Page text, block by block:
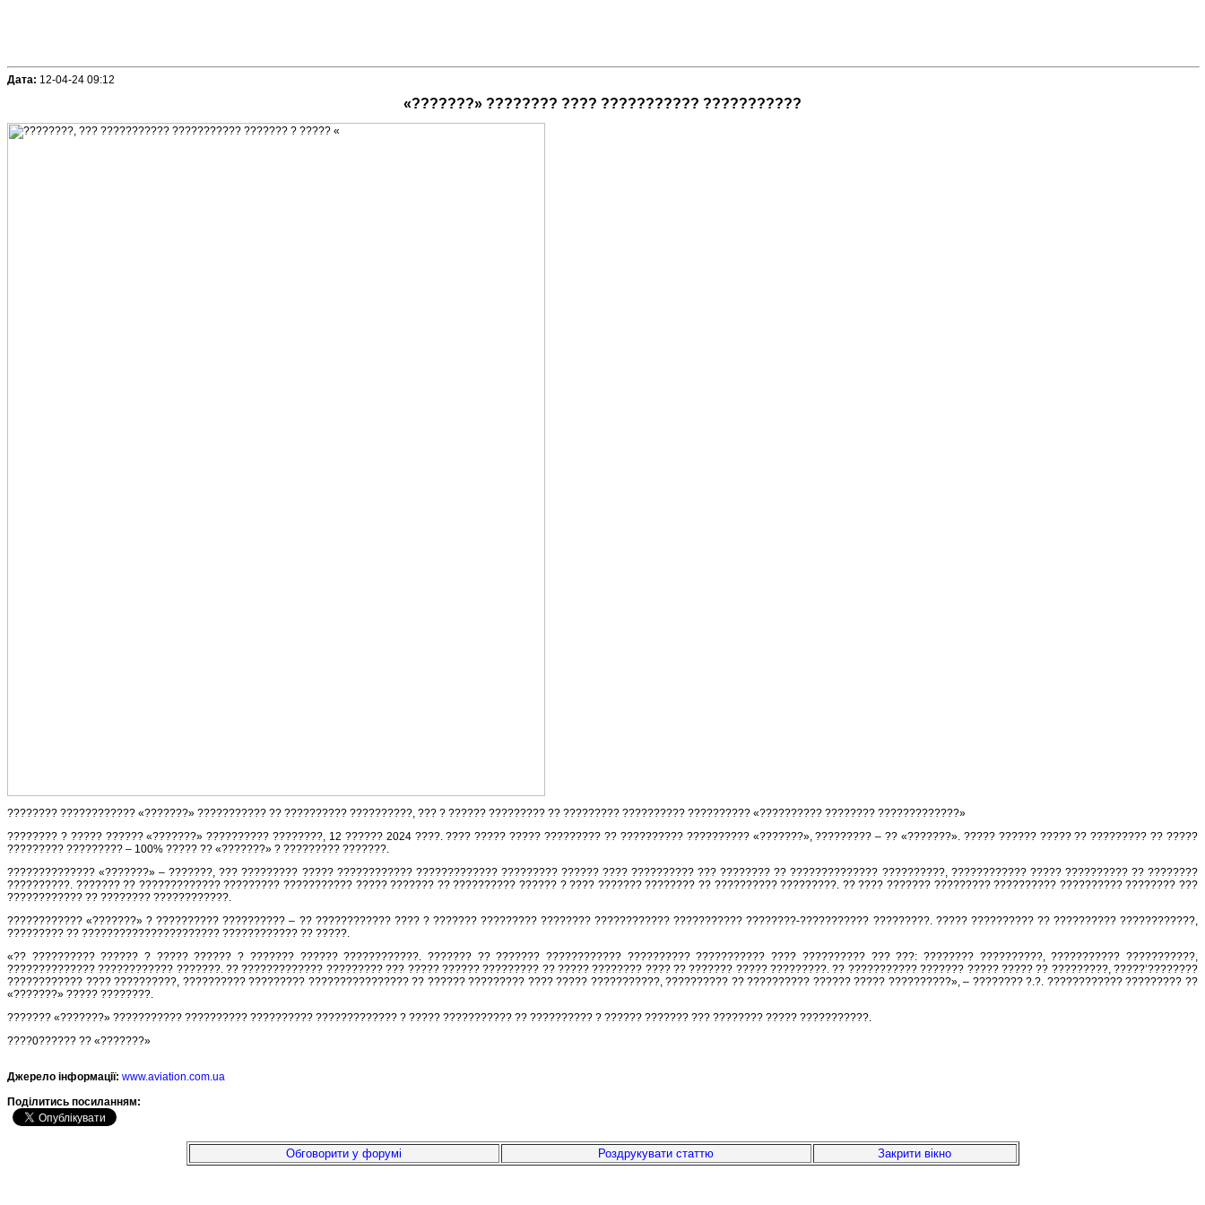
Дата: 12-04-24 09:12
«???????» ???????? ???? ??????????? ???????????
???????? ???????????? «???????» ??????????? ?? ?????????? ??????????, ??? ? ?????? ????????? ?? ????????? ?????????? ?????????? «?????????? ???????? ?????????????»
???????? ? ????? ?????? «???????» ?????????? ????????, 12 ?????? 2024 ????. ???? ????? ????? ????????? ?? ?????????? ?????????? «???????», ????????? – ?? «???????». ????? ?????? ????? ?? ????????? ?? ?????
????????? ????????? – 100% ????? ?? «???????» ? ????????? ???????.
?????????????? «???????» – ???????, ??? ????????? ????? ???????????? ????????????? ????????? ?????? ???? ?????????? ??? ???????? ?? ?????????????? ??????????, ???????????? ????? ?????????? ?? ????????
??????????. ??????? ?? ????????????? ????????? ??????????? ????? ??????? ?? ?????????? ?????? ? ???? ??????? ???????? ?? ?????????? ?????????. ?? ???? ??????? ????????? ?????????? ?????????? ???????? ???
???????????? ?? ???????? ????????????.
???????????? «???????» ? ?????????? ?????????? – ?? ???????????? ???? ? ??????? ????????? ???????? ???????????? ??????????? ????????-??????????? ?????????. ????? ?????????? ?? ?????????? ????????????,
????????? ?? ?????????????????????? ???????????? ?? ?????.
«?? ?????????? ?????? ? ????? ?????? ? ??????? ?????? ????????????. ??????? ?? ??????? ???????????? ?????????? ??????????? ???? ?????????? ??? ???: ???????? ??????????, ??????????? ???????????,
?????????????? ???????????? ???????. ?? ????????????? ????????? ??? ????? ?????? ????????? ?? ????? ???????? ???? ?? ??????? ????? ?????????. ?? ??????????? ??????? ????? ????? ?? ?????????, ?????ʼ????????
???????????? ???? ??????????, ?????????? ????????? ???????????????? ?? ?????? ????????? ???? ????? ???????????, ?????????? ?? ?????????? ?????? ????? ??????????», – ???????? ?.?. ???????????? ????????? ??
«???????» ????? ????????.
??????? «???????» ??????????? ?????????? ?????????? ????????????? ? ????? ??????????? ?? ?????????? ? ?????? ??????? ??? ???????? ????? ???????????.
????0?????? ?? «???????»
Джерело інформації: www.aviation.com.ua
Подiлитись посиланням:
Обговорити у форумі Роздрукувати статтю Закрити вікно